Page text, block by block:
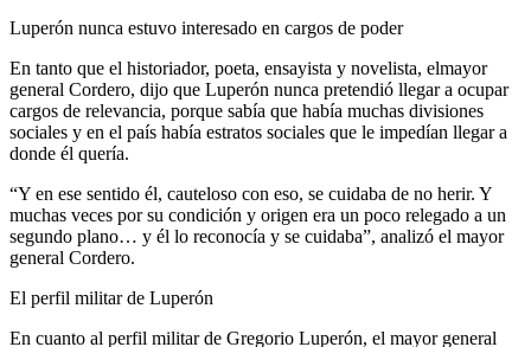
Luperón nunca estuvo interesado en cargos de poder
En tanto que el historiador, poeta, ensayista y novelista, elmayor
general Cordero, dijo que Luperón nunca pretendió llegar a ocupar
cargos de relevancia, porque sabía que había muchas divisiones
sociales y en el país había estratos sociales que le impedían llegar a
donde él quería.
“Y en ese sentido él, cauteloso con eso, se cuidaba de no herir. Y
muchas veces por su condición y origen era un poco relegado a un
segundo plano… y él lo reconocía y se cuidaba”, analizó el mayor
general Cordero.
El perfil militar de Luperón
En cuanto al perfil militar de Gregorio Luperón, el mayor general